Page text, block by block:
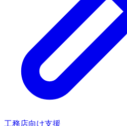
工務店向け支援